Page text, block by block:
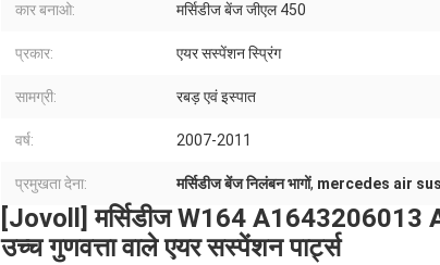
कार बनाओ: मर्सिडीज बेंज जीएल 450
प्रकार: एयर सस्पेंशन स्प्रिंग
सामग्री: रबड़ एवं इस्पात
वर्ष: 2007-2011
प्रमुखता देना: मर्सिडीज बेंज निलंबन भागों, mercedes air
[Jovoll] मर्सिडीज W164 A1643206013
उच्च गुणवत्ता वाले एयर सस्पेंशन पार्ट्स